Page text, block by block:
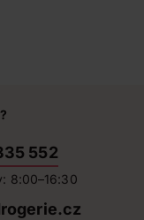
552
8:00–16:30